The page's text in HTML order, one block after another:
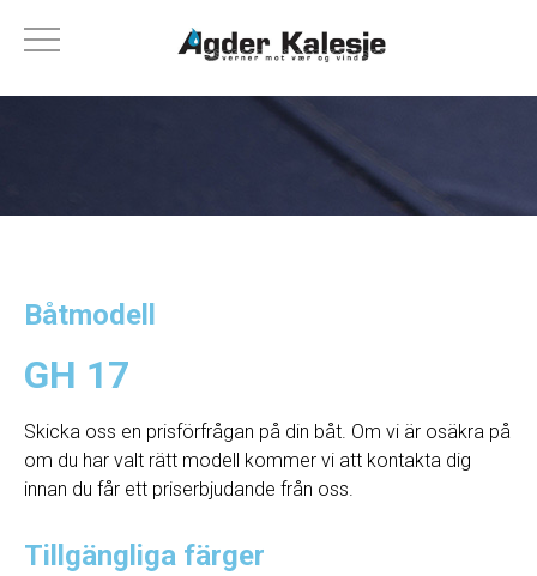
Båtmodell
GH 17
Skicka oss en prisförfrågan på din båt. Om vi ​​är osäkra på
om du har valt rätt modell kommer vi att kontakta dig
innan du får ett priserbjudande från oss.
Tillgängliga färger